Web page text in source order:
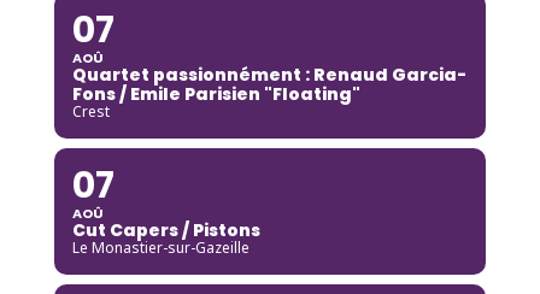
07
AOÛ
Quartet passionnément : Renaud Garcia-
Fons / Emile Parisien "Floating"
Crest
07
AOÛ
Cut Capers / Pistons
Le Monastier-sur-Gazeille